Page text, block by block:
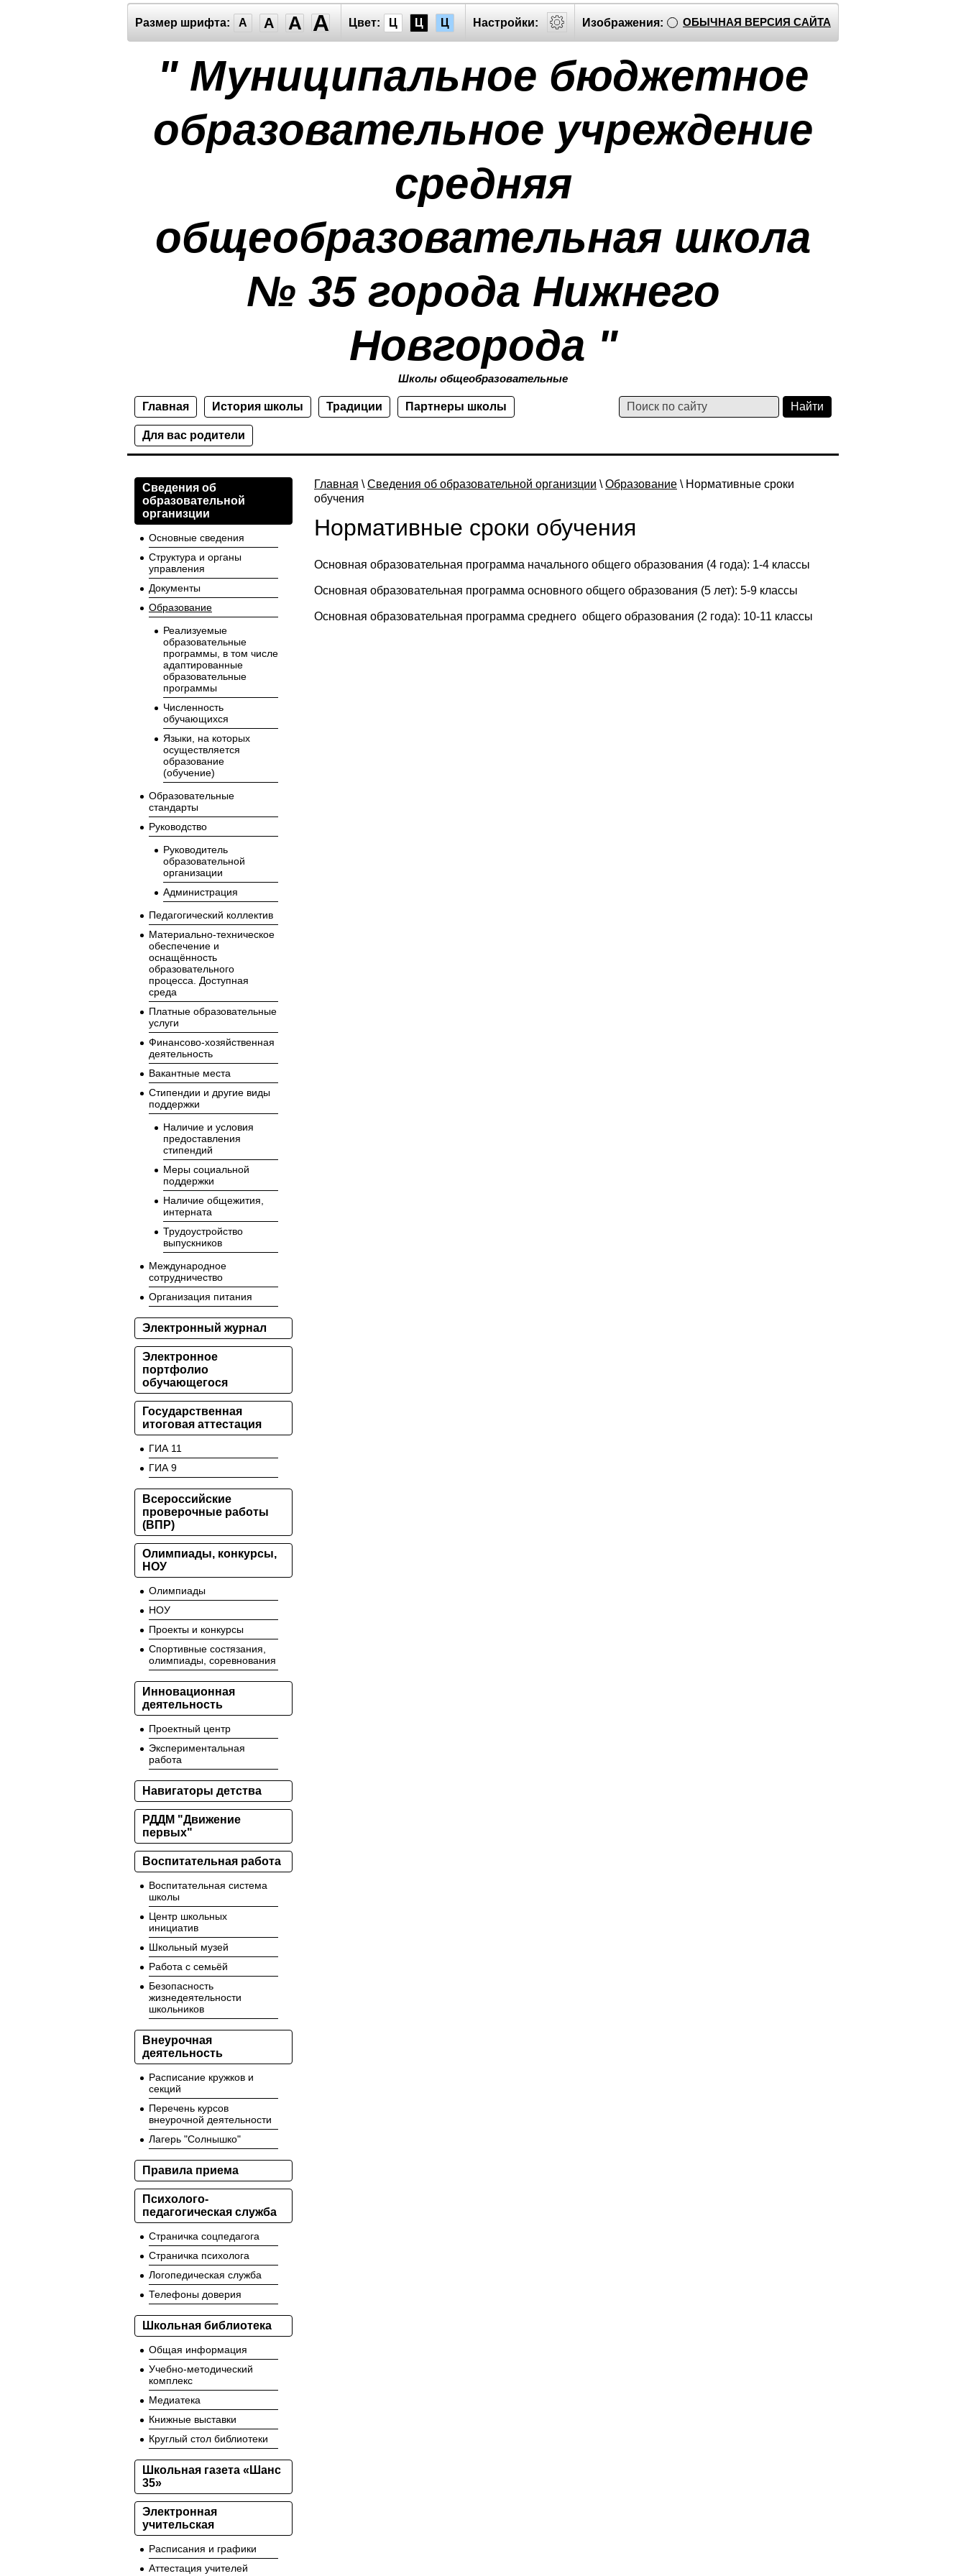
Размер шрифта: A A A A Цвет: Ц Ц Ц Настройки: Изображения: ОБЫЧНАЯ ВЕРСИЯ САЙТА
" Муниципальное бюджетное
образовательное учреждение
средняя
общеобразовательная школа
№ 35 города Нижнего
Новгорода "
Школы общеобразовательные
Главная История школы Традиции Партнеры школы
Для вас родители
Главная \ Сведения об образовательной организции \ Образование \ Нормативные сроки
обучения
Нормативные сроки обучения
Основная образовательная программа начального общего образования (4 года): 1-4 классы
Основная образовательная программа основного общего образования (5 лет): 5-9 классы
Основная образовательная программа среднего общего образования (2 года): 10-11 классы
Сведения об
образовательной
организции
Основные сведения
Структура и органы
управления
Документы
Образование
Реализуемые
образовательные
программы, в том числе
адаптированные
образовательные
программы
Численность
обучающихся
Языки, на которых
осуществляется
образование
(обучение)
Образовательные
стандарты
Руководство
Руководитель
образовательной
организации
Администрация
Педагогический коллектив
Материально-техническое
обеспечение и
оснащённость
образовательного
процесса. Доступная
среда
Платные образовательные
услуги
Финансово-хозяйственная
деятельность
Вакантные места
Стипендии и другие виды
поддержки
Наличие и условия
предоставления
стипендий
Меры социальной
поддержки
Наличие общежития,
интерната
Трудоустройство
выпускников
Международное
сотрудничество
Организация питания
Электронный журнал
Электронное
портфолио
обучающегося
Государственная
итоговая аттестация
ГИА 11
ГИА 9
Всероссийские
проверочные работы
(ВПР)
Олимпиады, конкурсы,
НОУ
Олимпиады
НОУ
Проекты и конкурсы
Спортивные состязания,
олимпиады, соревнования
Инновационная
деятельность
Проектный центр
Экспериментальная
работа
Навигаторы детства
РДДМ "Движение
первых"
Воспитательная работа
Воспитательная система
школы
Центр школьных
инициатив
Школьный музей
Работа с семьёй
Безопасность
жизнедеятельности
школьников
Внеурочная
деятельность
Расписание кружков и
секций
Перечень курсов
внеурочной деятельности
Лагерь "Солнышко"
Правила приема
Психолого-
педагогическая служба
Страничка соцпедагога
Страничка психолога
Логопедическая служба
Телефоны доверия
Школьная библиотека
Общая информация
Учебно-методический
комплекс
Медиатека
Книжные выставки
Круглый стол библиотеки
Школьная газета «Шанс
35»
Электронная
учительская
Расписания и графики
Аттестация учителей